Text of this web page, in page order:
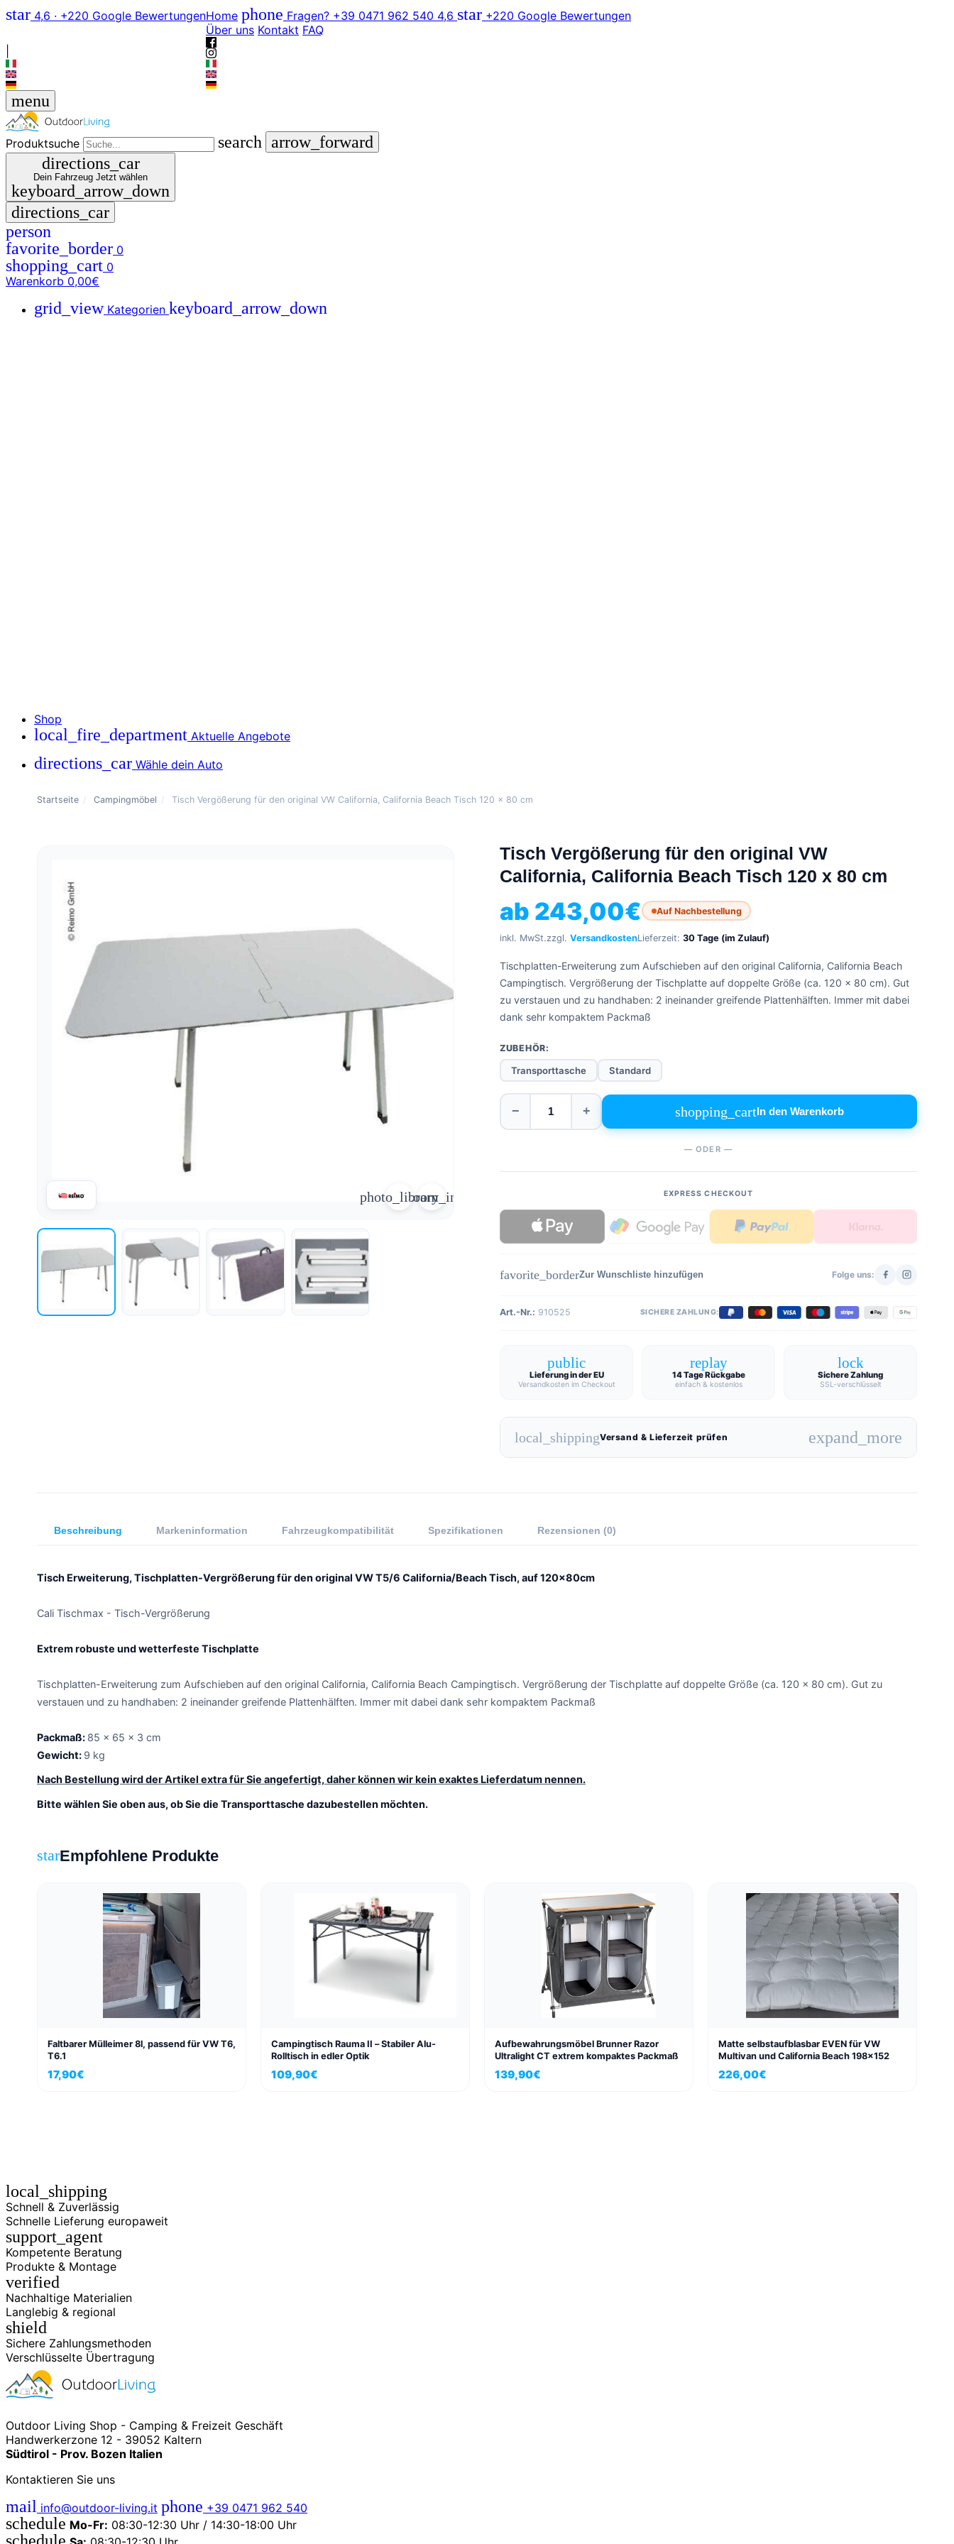
star 4,6 · +220 Google BewertungenHome phone Fragen? +39 0471 962 540 4,6 star +220 Google Bewertungen
Über uns Kontakt FAQ
menu
Produktsuche search arrow_forward
directions_car
Dein Fahrzeug Jetzt wählen
keyboard_arrow_down
directions_car
person
favorite_border 0
shopping_cart 0
Warenkorb 0,00€
grid_viewKategorien keyboard_arrow_down
Shop
local_fire_department Aktuelle Angebote
directions_car Wähle dein Auto
Startseite / Campingmöbel / Tisch Vergößerung für den original VW California, California Beach Tisch 120 x 80 cm
zoom_in
photo_library
Tisch Vergößerung für den original VW
California, California Beach Tisch 120 x 80 cm
ab 243,00€ Auf Nachbestellung
inkl. MwSt. zzgl. VersandkostenLieferzeit: 30 Tage (im Zulauf)
Tischplatten-Erweiterung zum Aufschieben auf den original California, California Beach
Campingtisch. Vergrößerung der Tischplatte auf doppelte Größe (ca. 120 x 80 cm). Gut
zu verstauen und zu handhaben: 2 ineinander greifende Plattenhälften. Immer mit dabei
dank sehr kompaktem Packmaß
ZUBEHÖR:
Transporttasche Standard
− + shopping_cartIn den Warenkorb
— ODER —
EXPRESS CHECKOUT
favorite_borderZur Wunschliste hinzufügen Folge uns:
Art.-Nr.: 910525 SICHERE ZAHLUNG:
public
Lieferung in der EU
Versandkosten im Checkout
replay
14 Tage Rückgabe
einfach & kostenlos
lock
Sichere Zahlung
SSL-verschlüsselt
local_shippingVersand & Lieferzeit prüfen expand_more
Beschreibung Markeninformation Fahrzeugkompatibilität Spezifikationen Rezensionen (0)
Tisch Erweiterung, Tischplatten-Vergrößerung für den original VW T5/6 California/Beach Tisch, auf 120x80cm
Cali Tischmax - Tisch-Vergrößerung
Extrem robuste und wetterfeste Tischplatte
Tischplatten-Erweiterung zum Aufschieben auf den original California, California Beach Campingtisch. Vergrößerung der Tischplatte auf doppelte Größe (ca. 120 x 80 cm). Gut zu
verstauen und zu handhaben: 2 ineinander greifende Plattenhälften. Immer mit dabei dank sehr kompaktem Packmaß
Packmaß: 85 x 65 x 3 cm
Gewicht: 9 kg
Nach Bestellung wird der Artikel extra für Sie angefertigt, daher können wir kein exaktes Lieferdatum nennen.
Bitte wählen Sie oben aus, ob Sie die Transporttasche dazubestellen möchten.
starEmpfohlene Produkte
Faltbarer Mülleimer 8l, passend für VW T6,
T6.1
17,90€
Campingtisch Rauma II – Stabiler Alu-
Rolltisch in edler Optik
109,90€
Aufbewahrungsmöbel Brunner Razor
Ultralight CT extrem kompaktes Packmaß
139,90€
Matte selbstaufblasbar EVEN für VW
Multivan und California Beach 198×152
226,00€
local_shipping
Schnell & Zuverlässig
Schnelle Lieferung europaweit
support_agent
Kompetente Beratung
Produkte & Montage
verified
Nachhaltige Materialien
Langlebig & regional
shield
Sichere Zahlungsmethoden
Verschlüsselte Übertragung
Outdoor Living Shop - Camping & Freizeit Geschäft
Handwerkerzone 12 - 39052 Kaltern
Südtirol - Prov. Bozen Italien
Kontaktieren Sie uns
mail info@outdoor-living.it phone +39 0471 962 540
schedule Mo-Fr: 08:30-12:30 Uhr / 14:30-18:00 Uhr
schedule